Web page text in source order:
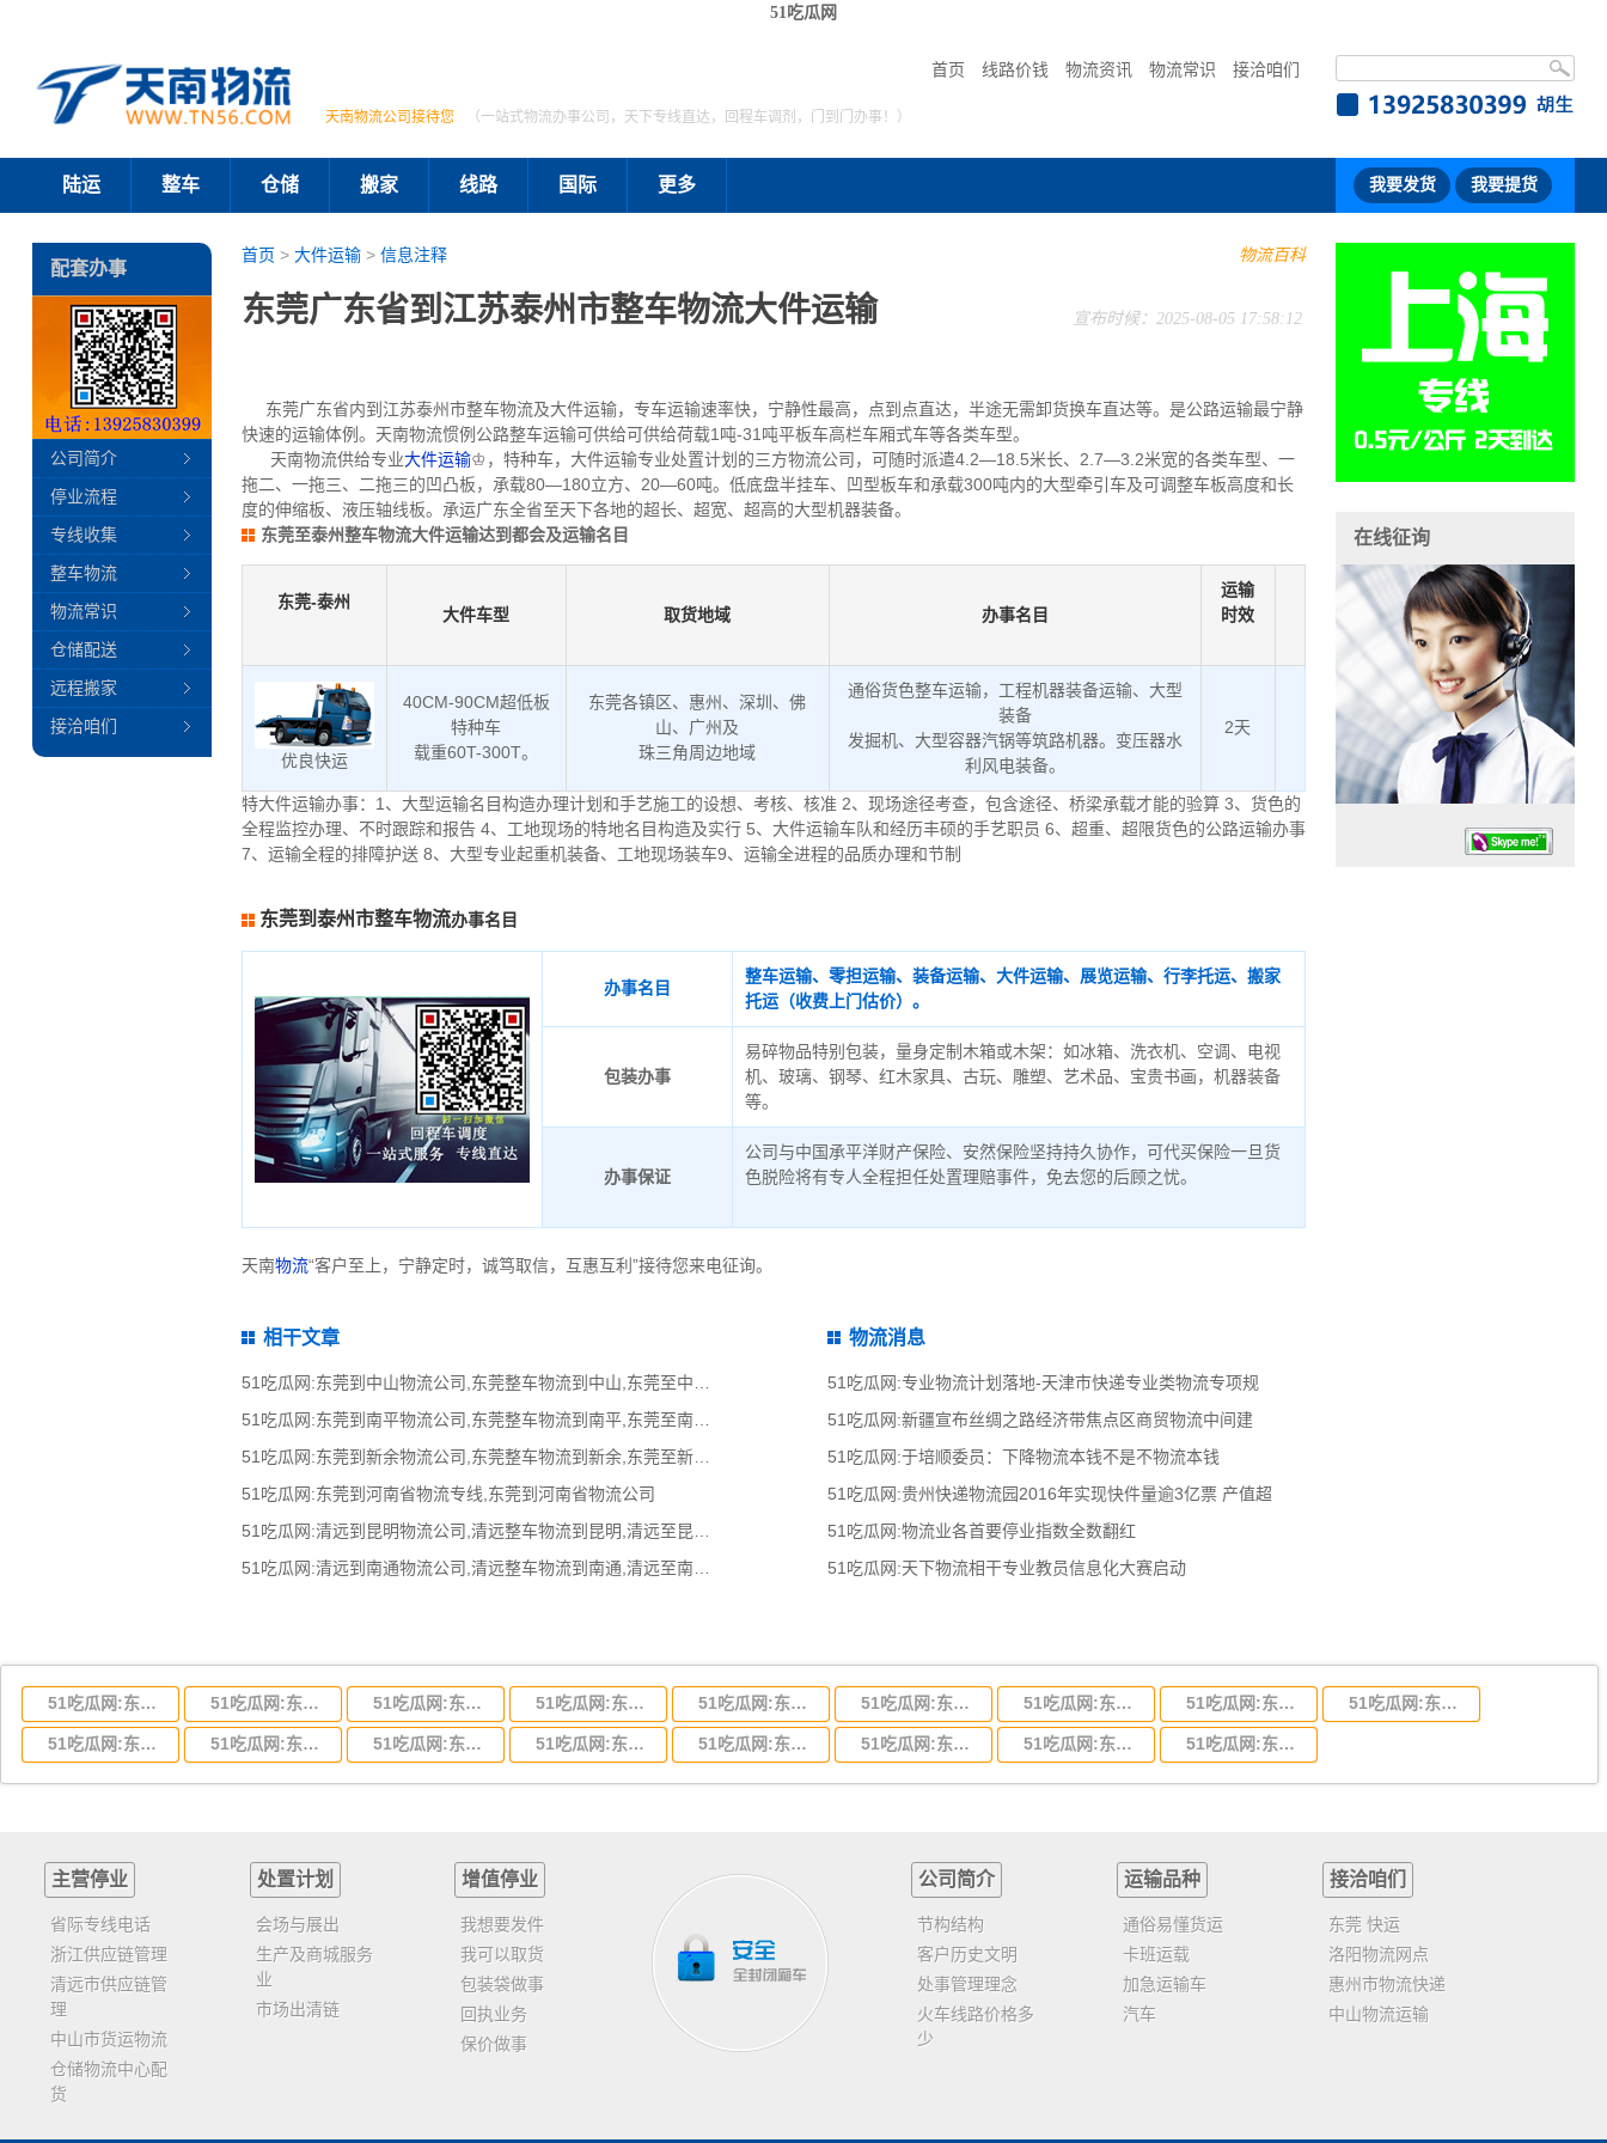
51吃瓜网
首页 线路价钱 物流资讯 物流常识 接洽咱们
天南物流公司接待您 （一站式物流办事公司，天下专线直达，回程车调剂，门到门办事！）
陆运 整车 仓储 搬家 线路 国际 更多 我要发货 我要提货
物流百科
首页 > 大件运输> 信息注释
东莞广东省到江苏泰州市整车物流大件运输 宣布时候：2025-08-05 17:58:12
东莞广东省内到江苏泰州市整车物流及大件运输，专车运输速率快，宁静性最高，点到点直达，半途无需卸货换车直达等。是公路运输最宁静
快速的运输体例。天南物流惯例公路整车运输可供给可供给荷载1吨-31吨平板车高栏车厢式车等各类车型。
天南物流供给专业大件运输♔，特种车，大件运输专业处置计划的三方物流公司，可随时派遣4.2—18.5米长、2.7—3.2米宽的各类车型、一
拖二、一拖三、二拖三的凹凸板，承载80—180立方、20—60吨。低底盘半挂车、凹型板车和承载300吨内的大型牵引车及可调整车板高度和长
度的伸缩板、液压轴线板。承运广东全省至天下各地的超长、超宽、超高的大型机器装备。
东莞至泰州整车物流大件运输达到都会及运输名目
东莞-泰州
大件车型 取货地域 办事名目
运输
时效
优良快运
40CM-90CM超低板
特种车
载重60T-300T。
东莞各镇区、惠州、深圳、佛
山、广州及
珠三角周边地域
通俗货色整车运输，工程机器装备运输、大型
装备
发掘机、大型容器汽锅等筑路机器。变压器水
利风电装备。
2天
特大件运输办事：1、大型运输名目构造办理计划和手艺施工的设想、考核、核准 2、现场途径考查，包含途径、桥梁承载才能的验算 3、货色的
全程监控办理、不时跟踪和报告 4、工地现场的特地名目构造及实行 5、大件运输车队和经历丰硕的手艺职员 6、超重、超限货色的公路运输办事
7、运输全程的排障护送 8、大型专业起重机装备、工地现场装车9、运输全进程的品质办理和节制
东莞到泰州市整车物流办事名目
办事名目
整车运输、零担运输、装备运输、大件运输、展览运输、行李托运、搬家
托运（收费上门估价）。
包装办事
易碎物品特别包装，量身定制木箱或木架：如冰箱、洗衣机、空调、电视
机、玻璃、钢琴、红木家具、古玩、雕塑、艺术品、宝贵书画，机器装备
等。
办事保证
公司与中国承平洋财产保险、安然保险坚持持久协作，可代买保险一旦货
色脱险将有专人全程担任处置理赔事件，免去您的后顾之忧。
天南物流“客户至上，宁静定时，诚笃取信，互惠互利”接待您来电征询。
相干文章
51吃瓜网:东莞到南平物流公司,东莞整车物流到南平,东莞至南平物流专线 - 天南
51吃瓜网:东莞到新余物流公司,东莞整车物流到新余,东莞至新余物流专线 - 天南
51吃瓜网:东莞到河南省物流专线,东莞到河南省物流公司
51吃瓜网:清远到南通物流公司,清远整车物流到南通,清远至南通物流专线 - 天南
物流消息
51吃瓜网:专业物流计划落地-天津市快递专业类物流专项规
51吃瓜网:新疆宣布丝绸之路经济带焦点区商贸物流中间建
51吃瓜网:于培顺委员：下降物流本钱不是不物流本钱
51吃瓜网:贵州快递物流园2016年实现快件量逾3亿票 产值超
51吃瓜网:物流业各首要停业指数全数翻红
51吃瓜网:天下物流相干专业教员信息化大赛启动
配套办事
公司简介
停业流程
专线收集
整车物流
物流常识
仓储配送
远程搬家
接洽咱们
在线征询
51吃瓜网:东莞到湖北省物流专线,东莞到湖北省物流公司 51吃瓜网:东莞到河南省物流专线,东莞到河南省物流公司 51吃瓜网:东莞到湖南省物流专线,东莞到湖南省物流公司 51吃瓜网:东莞到河北省物流专线,东莞到河北省物流公司 51吃瓜网:东莞到吉林省物流运输,东莞到吉林省物流公司 51吃瓜网:东莞到甘肃省物流运输,东莞到甘肃省物流公司 51吃瓜网:东莞到陕西省物流运输,东莞到陕西省物流公司 51吃瓜网:东莞到贵州省物流运输,东莞到贵州省物流公司 51吃瓜网:东莞到四川省物流专线,东莞到四川省物流公司
51吃瓜网:东莞到云南省物流运输,东莞到云南省物流公司 51吃瓜网:东莞到江西省物流专线,东莞到江西省物流公司 51吃瓜网:东莞到安徽省物流专线,东莞到安徽省物流公司 51吃瓜网:东莞到山东省物流专线,东莞到山东省物流公司 51吃瓜网:东莞到江苏物流专线运输,东莞到江苏省物流公司 51吃瓜网:东莞到浙江省物流运输,东莞到浙江省物流公司 51吃瓜网:东莞到福建省物流运输,东莞到福建省物流公司 51吃瓜网:东莞到广西物流专线,东莞到广西物流公司
主营停业
省际专线电话
浙江供应链管理
清远市供应链管
理
中山市货运物流
仓储物流中心配
货
处置计划
会场与展出
生产及商城服务
业
市场出清链
增值停业
我想要发件
我可以取货
包装袋做事
回执业务
保价做事
公司简介
节构结构
客户历史文明
处事管理理念
火车线路价格多
少
运输品种
通俗易懂货运
卡班运载
加急运输车
汽车
接洽咱们
东莞 快运
洛阳物流网点
惠州市物流快递
中山物流运输